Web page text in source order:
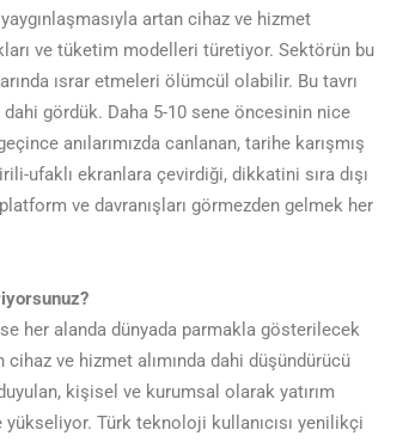
artan cihaz ve hizmet
ve tüketim modelleri türetiyor. Sektörün bu
ısrar etmeleri ölümcül olabilir. Bu tavrı
gördük. Daha 5-10 sene öncesinin nice
anılarımızda canlanan, tarihe karışmış
ufaklı ekranlara çevirdiği, dikkatini sıra dışı
ve davranışları görmezden gelmek her
her alanda dünyada parmakla gösterilecek
ve hizmet alımında dahi düşündürücü
kişisel ve kurumsal olarak yatırım
Türk teknoloji kullanıcısı yenilikçi